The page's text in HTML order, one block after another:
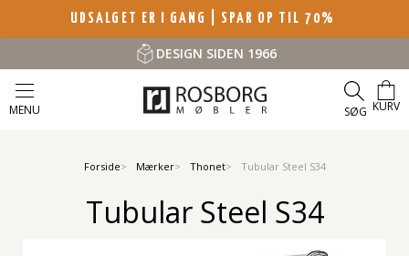
UDSALGET ER I GANG | SPAR OP TIL 70%
DESIGN SIDEN 1966
MENU SØG KURV
Forside Mærker Thonet Tubular Steel S34
Tubular Steel S34